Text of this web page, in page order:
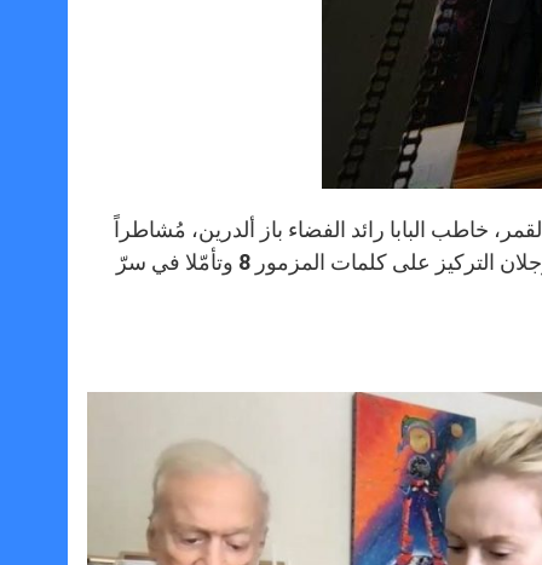
سنة على هبوط مهمّة أبولو 11 على سطح القمر، خاطب البابا رائد الفضاء باز ألدرين، مُشاطراً
إيّاه ذكرى الإنجاز التاريخي الذي يشهد على الإبداع البشري. وقد أعاد الرجلان التركيز على كلمات المزمور 8 وتأمّلا في سرّ